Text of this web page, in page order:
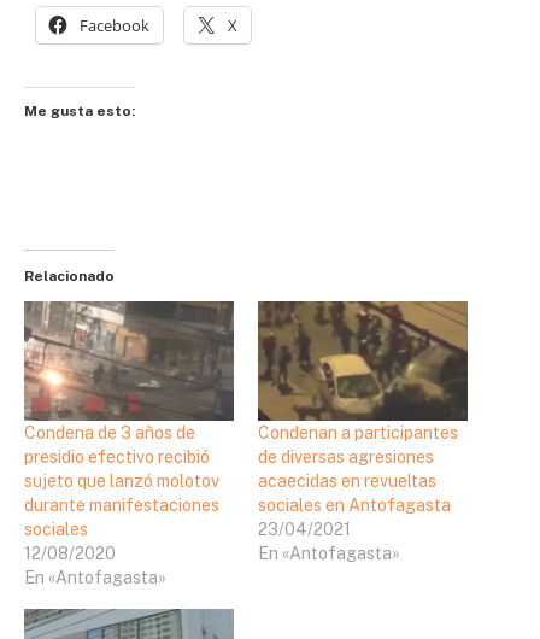
Facebook X
Me gusta esto:
Relacionado
Condena de 3 años de
presidio efectivo recibió
sujeto que lanzó molotov
durante manifestaciones
sociales
12/08/2020
En «Antofagasta»
Condenan a participantes
de diversas agresiones
acaecidas en revueltas
sociales en Antofagasta
23/04/2021
En «Antofagasta»